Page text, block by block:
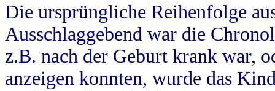
Die ursprüngliche Reihenfolge
Ausschlaggebend war die
z.B. nach der Geburt krank war,
anzeigen konnten, wurde das